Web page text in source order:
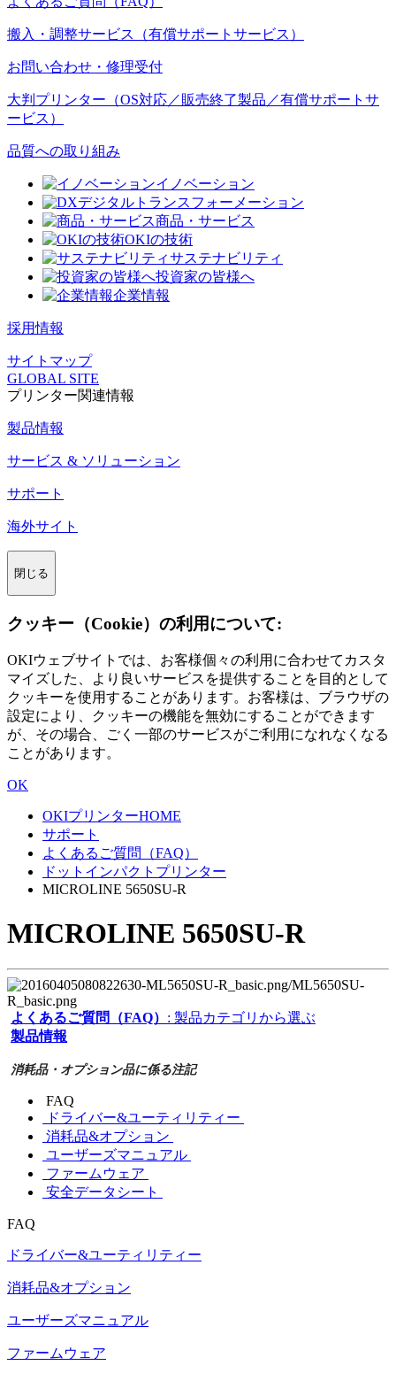
搬入・調整サービス（有償サポートサービス）
お問い合わせ・修理受付
大判プリンター（OS対応／販売終了製品／有償サポートサ
ービス）
品質への取り組み
イノベーション
デジタルトランスフォーメーション
商品・サービス
OKIの技術
サステナビリティ
投資家の皆様へ
企業情報
採用情報
サイトマップ
GLOBAL SITE
プリンター関連情報
製品情報
サービス & ソリューション
サポート
海外サイト
閉じる
クッキー（Cookie）の利用について:
OKIウェブサイトでは、お客様個々の利用に合わせてカスタ
マイズした、より良いサービスを提供することを目的として
クッキーを使用することがあります。お客様は、ブラウザの
設定により、クッキーの機能を無効にすることができます
が、その場合、ごく一部のサービスがご利用になれなくなる
ことがあります。
OK
OKIプリンターHOME
サポート
よくあるご質問（FAQ）
ドットインパクトプリンター
MICROLINE 5650SU-R
MICROLINE 5650SU-R
よくあるご質問（FAQ） : 製品カテゴリから選ぶ
製品情報
消耗品・オプション品に係る注記
FAQ
ドライバー&ユーティリティー
消耗品&オプション
ユーザーズマニュアル
ファームウェア
安全データシート
FAQ
ドライバー&ユーティリティー
消耗品&オプション
ユーザーズマニュアル
ファームウェア